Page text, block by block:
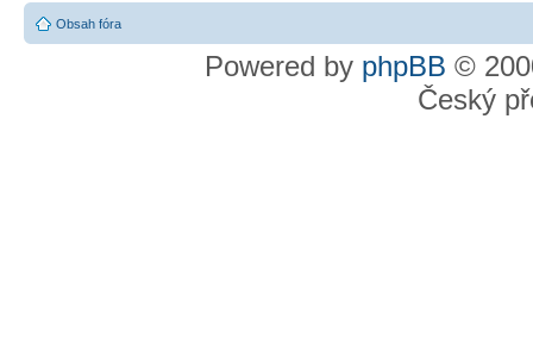
Obsah fóra
Powered by phpBB ©
Český